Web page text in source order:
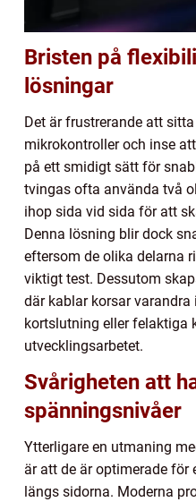
Bristen på
lösningar
Det är frustrerande att
mikrokontroller och inse
på ett smidigt sätt för
tvingas ofta använda två
ihop sida vid sida för att
Denna lösning blir dock
eftersom de olika delarna
viktigt test. Dessutom
där kablar korsar
kortslutning eller felaktiga
utvecklingsarbetet.
Svårigheten att
spänningsnivåer
Ytterligare en utmaning
är att de är optimerade
längs sidorna. Moderna